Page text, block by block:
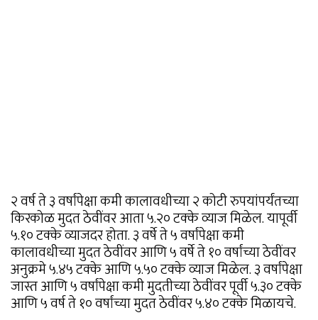
२ वर्ष ते ३ वर्षांपेक्षा कमी कालावधीच्या २ कोटी रुपयांपर्यंतच्या
किरकोळ मुदत ठेवींवर आता ५.२० टक्के व्याज मिळेल. यापूर्वी
५.१० टक्के व्याजदर होता. ३ वर्षे ते ५ वर्षांपेक्षा कमी
कालावधीच्या मुदत ठेवींवर आणि ५ वर्षे ते १० वर्षांच्या ठेवींवर
अनुक्रमे ५.४५ टक्के आणि ५.५० टक्के व्याज मिळेल. ३ वर्षांपेक्षा
जास्त आणि ५ वर्षांपेक्षा कमी मुदतीच्या ठेवींवर पूर्वी ५.३० टक्के
आणि ५ वर्ष ते १० वर्षांच्या मुदत ठेवींवर ५.४० टक्के मिळायचे.